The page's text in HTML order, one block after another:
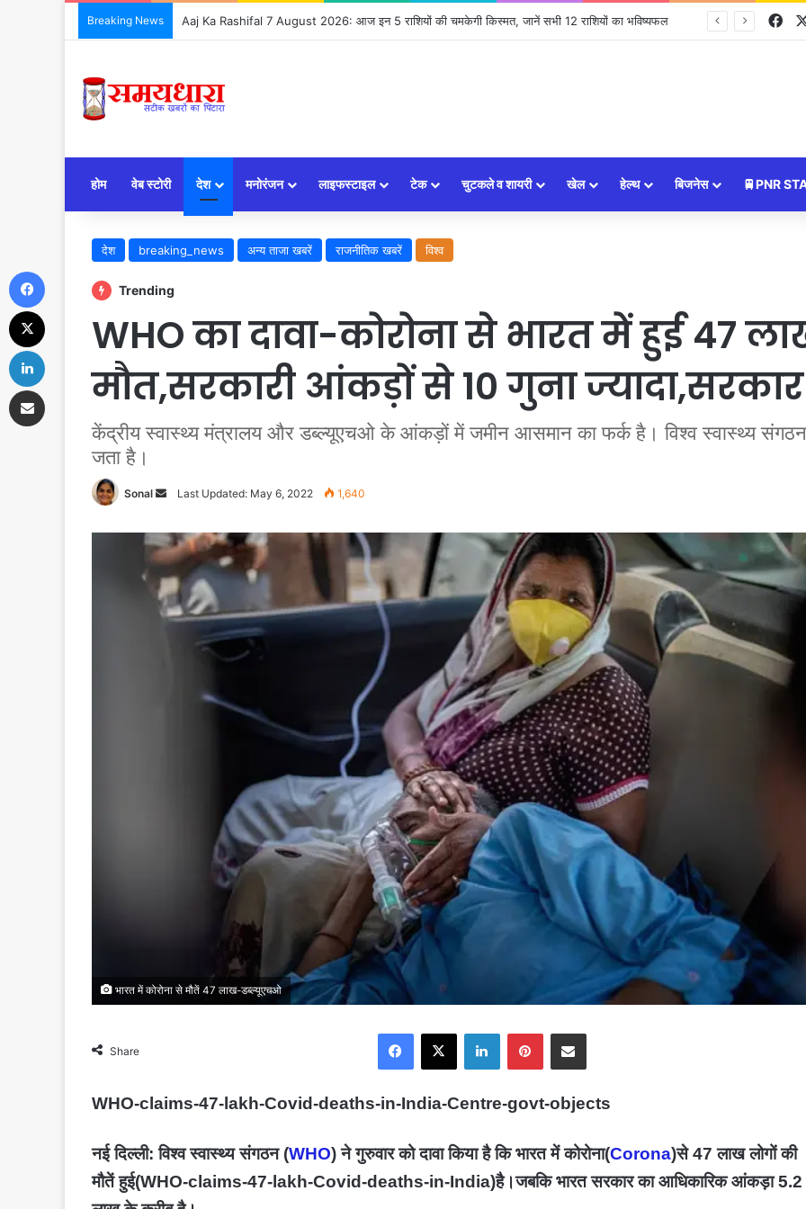
Breaking News Aaj Ka Rashifal 7 August 2026: आज इन 5 राशियों की चमकेगी किस्मत, जानें सभी 12 राशियों का भविष्यफल
होम वेब स्टोरी देश मनोरंजन लाइफस्टाइल टेक चुटकले व शायरी खेल हेल्थ बिजनेस 🚆PNR
देश breaking_news अन्य ताजा खबरें राजनीतिक खबरें विश्व
Trending
WHO का दावा-कोरोना से भारत में हुई 47
मौत,सरकारी आंकड़ों से 10 गुना
केंद्रीय स्वास्थ्य मंत्रालय और डब्ल्यूएचओ के आंकड़ों में जमीन आसमान का फर्क है। विश्व स्वास्थ्य
जता है।
Sonal
Send
email
Last Updated: May 6, 2022 1,640
भारत में कोरोना से मौतें 47 लाख-डब्ल्यूएचओ
Share
Facebook X LinkedIn Pinterest Share via Email
WHO-claims-47-lakh-Covid-deaths-in-India-Centre-govt-objects
नई दिल्ली: विश्व स्वास्थ्य संगठन (WHO) ने गुरुवार को दावा किया है कि भारत में कोरोना(Corona)से 47 लाख लोगों की
मौतें हुई(WHO-claims-47-lakh-Covid-deaths-in-India)है।जबकि भारत सरकार का आधिकारिक आंकड़ा 5.2